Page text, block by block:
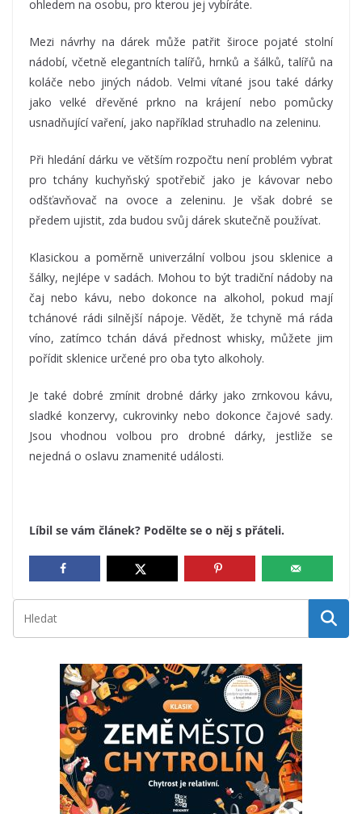
ohledem na osobu, pro kterou jej vybíráte.
Mezi návrhy na dárek může patřit široce pojaté stolní
nádobí, včetně elegantních talířů, hrnků a šálků, talířů na
koláče nebo jiných nádob. Velmi vítané jsou také dárky
jako velké dřevěné prkno na krájení nebo pomůcky
usnadňující vaření, jako například struhadlo na zeleninu.
Při hledání dárku ve větším rozpočtu není problém vybrat
pro tchány kuchyňský spotřebič jako je kávovar nebo
odšťavňovač na ovoce a zeleninu. Je však dobré se
předem ujistit, zda budou svůj dárek skutečně používat.
Klasickou a poměrně univerzální volbou jsou sklenice a
šálky, nejlépe v sadách. Mohou to být tradiční nádoby na
čaj nebo kávu, nebo dokonce na alkohol, pokud mají
tchánové rádi silnější nápoje. Vědět, že tchyně má ráda
víno, zatímco tchán dává přednost whisky, můžete jim
pořídit sklenice určené pro oba tyto alkoholy.
Je také dobré zmínit drobné dárky jako zrnkovou kávu,
sladké konzervy, cukrovinky nebo dokonce čajové sady.
Jsou vhodnou volbou pro drobné dárky, jestliže se
nejedná o oslavu znamenité události.
Líbil se vám článek? Podělte se o něj s přáteli.